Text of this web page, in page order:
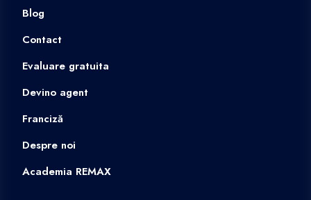
Blog
Contact
Evaluare gratuita
Devino agent
Franciză
Despre noi
Academia REMAX